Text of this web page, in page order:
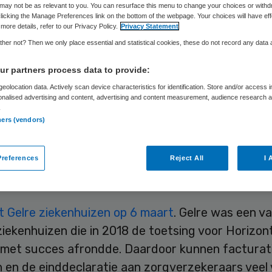
Skipr Redactie 6 maart 2019 10:52 230 keer gelezen
februari heeft Gelre ziekenhuizen haar
Het ziekenhuis, met locaties in
sloot af met een positief resultaat van 2,2 miljoen
ziekenhuizen haar jaarcijfers veel sneller dan
komt door goede samenwerking met
Gelre ziekenhuizen op 6 maart. Gelre was een
die in 2018 de toetsing voor
succes afrondde. Daardoor kunnen
en de einddeclaratie aan zorgverzekeraars
not be as relevant to you. You can resurface this menu to change your choices or
the Manage Preferences link on the bottom of the webpage. Your choices will have
details, refer to our Privacy Policy. Privacy Statement
not? Then we only place essential and statistical cookies, these do not record any data
partners process data to provide:
data. Actively scan device characteristics for identification. Store and/or access
advertising and content, advertising and content measurement, audience research
(vendors)
Reject All I